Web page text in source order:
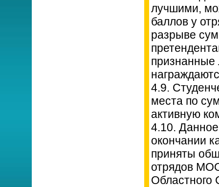
лучшими,
баллов у
разрыве
признанные
4.9.
места по
активную
4.10.
окончании
приняты
отрядов